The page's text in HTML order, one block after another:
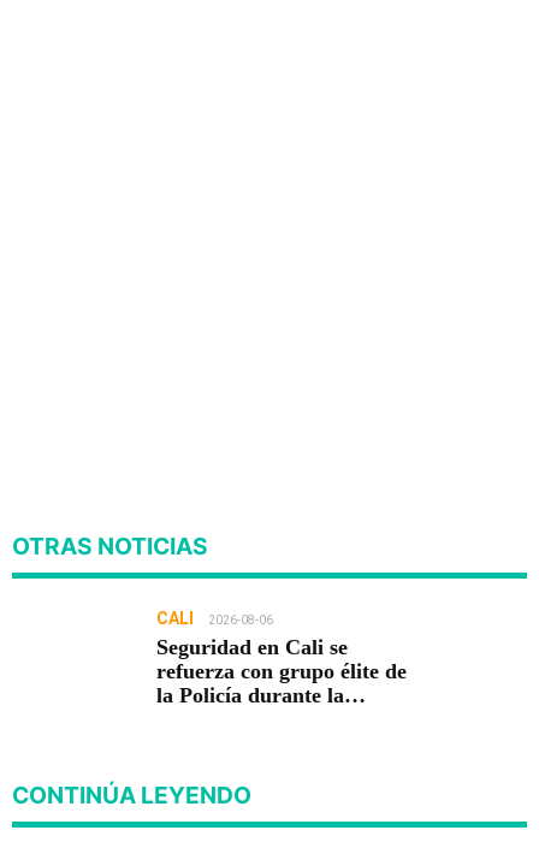
OTRAS NOTICIAS
CALI 2026-08-06
Seguridad en Cali se
refuerza con grupo élite de
la Policía durante la
CONTINÚA LEYENDO